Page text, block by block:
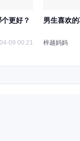
更好？
09 00:21
男生喜欢
梓越妈妈